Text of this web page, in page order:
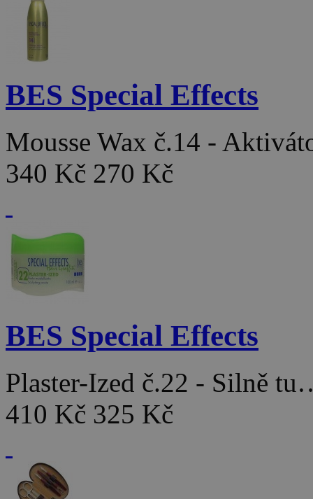
BES Special Effects
Mousse Wax č.14 -
340 Kč 270 Kč
BES Special Effects
Plaster-Ized č.22 - Silně
410 Kč 325 Kč